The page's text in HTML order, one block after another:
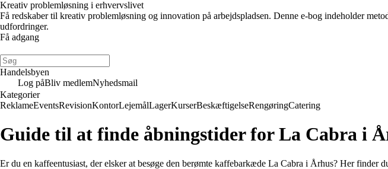
Kreativ problemløsning i erhvervslivet
Få redskaber til kreativ problemløsning og innovation på arbejdspladsen. Denne e-bog indeholder
udfordringer.
Få adgang
Handelsbyen
Log påBliv medlemNyhedsmail
Kategorier
ReklameEventsRevisionKontorLejemålLagerKurserBeskæftigelseRengøringCatering
Guide til at finde åbningstider for La Cabra i
Er du en kaffeentusiast, der elsker at besøge den berømte kaffebarkæde La Cabra i Århus? Her